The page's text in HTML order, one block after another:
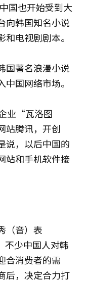
国也开始受到大
向韩国知名小说
电视剧剧本。
国著名浪漫小说
国网络市场。
业“瓦洛图
站腾讯，开创
，以后中国的
站和手机软件接
（音）表
少中国人对韩
合消费者的需
后，决定合力打